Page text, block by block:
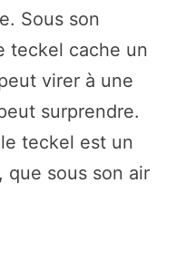
Sous son
teckel cache un
virer à une
surprendre.
teckel est un
que sous son air